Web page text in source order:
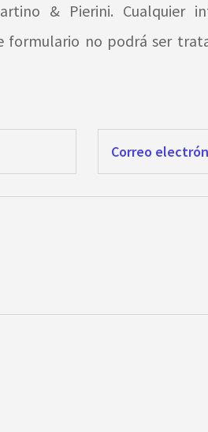
& Pierini. Cualquier
formulario no podrá ser